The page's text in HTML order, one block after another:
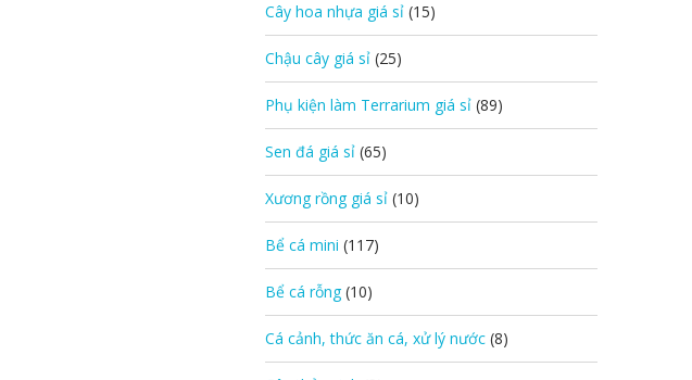
Cây hoa nhựa giá sỉ (15)
Chậu cây giá sỉ (25)
Phụ kiện làm Terrarium giá sỉ (89)
Sen đá giá sỉ (65)
Xương rồng giá sỉ (10)
Bể cá mini (117)
Bể cá rỗng (10)
Cá cảnh, thức ăn cá, xử lý nước (8)